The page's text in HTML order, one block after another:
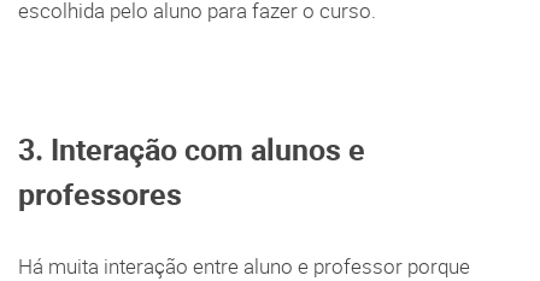
escolhida pelo aluno para fazer o curso.
3. Interação com alunos e
professores
Há muita interação entre aluno e professor porque